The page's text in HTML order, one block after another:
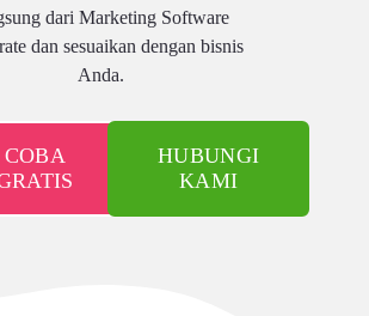
dari Marketing Software
dan sesuaikan dengan bisnis
Anda.
COBA
HUBUNGI
KAMI